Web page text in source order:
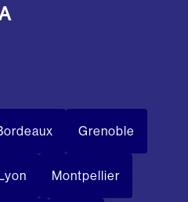
Grenoble
Montpellier